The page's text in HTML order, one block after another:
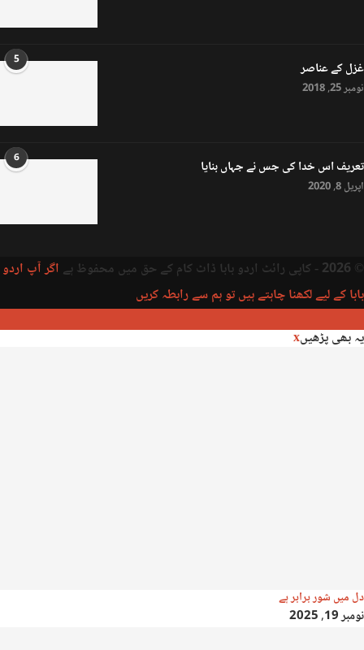
5 غزل کے عناصر
نومبر 25, 2018
6 تعریف اس خدا کی جس نے جہاں بنایا
اپریل 8, 2020
© 2026 - کاپی رائٹ اردو بابا ڈاٹ کام کے حق میں محفوظ ہے
اگر آپ اردو
بابا کے لیے لکھنا چاہتے ہیں تو ہم سے رابطہ کریں
یہ بھی پڑھیںx
دل میں شور برابر ہے
نومبر 19, 2025